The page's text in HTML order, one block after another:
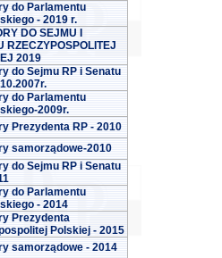
do Parlamentu
- 2019 r.
DO SEJMU I
RZECZYPOSPOLITEJ
2019
do Sejmu RP i Senatu
do Parlamentu
2009r.
Prezydenta RP - 2010
samorządowe-2010
do Sejmu RP i Senatu
do Parlamentu
- 2014
Prezydenta
Polskiej - 2015
samorządowe - 2014